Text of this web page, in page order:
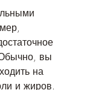
вы
на
и жиров.